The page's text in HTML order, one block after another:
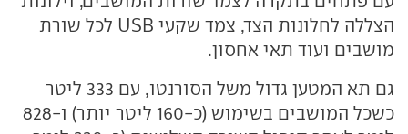
הצללה לחלונות הצד, צמד שקעי USB לכל שורת
מושבים ועוד תאי אחסון.
גם תא המטען גדול משל הסורנטו, עם 333 ליטר
כשכל המושבים בשימוש (כ-160 ליטר יותר) ו-828